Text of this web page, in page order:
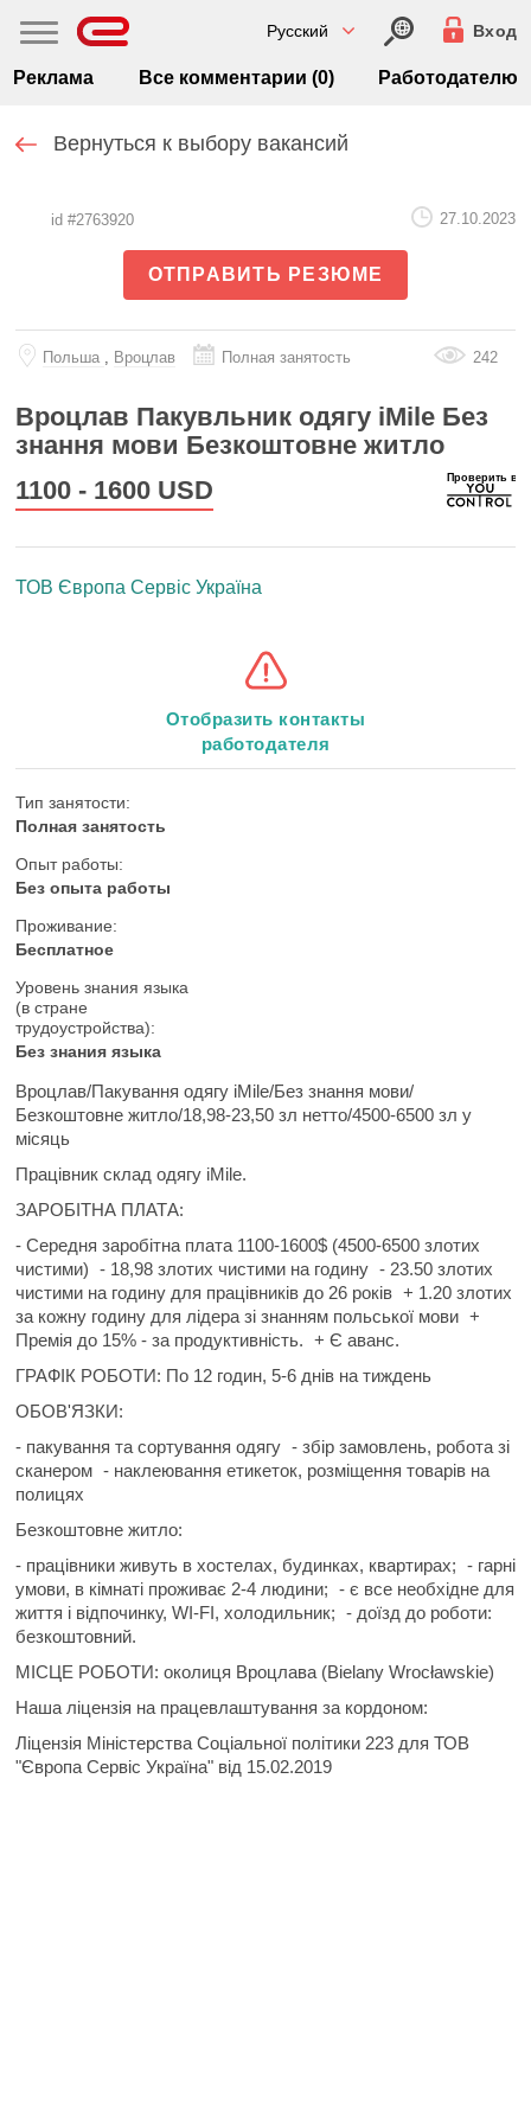
Русский Вход
Реклама Все комментарии (0) Работодателю
Вернуться к выбору вакансий
id #2763920 27.10.2023
ОТПРАВИТЬ РЕЗЮМЕ
Польша , Вроцлав Полная занятость 242
Вроцлав Пакувльник одягу iMile Без
знання мови Безкоштовне житло
1100 - 1600 USD
ТОВ Європа Сервіс Україна
Отобразить контакты
работодателя
Тип занятости:
Полная занятость
Опыт работы:
Без опыта работы
Проживание:
Бесплатное
Уровень знания языка
(в стране
трудоустройства):
Без знания языка
Вроцлав/Пакування одягу iMile/Без знання мови/
Безкоштовне житло/18,98-23,50 зл нетто/4500-6500 зл у
місяць
Працівник склад одягу iMile.
ЗАРОБІТНА ПЛАТА:
- Середня заробітна плата 1100-1600$ (4500-6500 злотих
чистими) - 18,98 злотих чистими на годину - 23.50 злотих
чистими на годину для працівників до 26 років + 1.20 злотих
за кожну годину для лідера зі знанням польської мови +
Премія до 15% - за продуктивність. + Є аванс.
ГРАФІК РОБОТИ: По 12 годин, 5-6 днів на тиждень
ОБОВ'ЯЗКИ:
- пакування та сортування одягу - збір замовлень, робота зі
сканером - наклеювання етикеток, розміщення товарів на
полицях
Безкоштовне житло:
- працівники живуть в хостелах, будинках, квартирах; - гарні
умови, в кімнаті проживає 2-4 людини; - є все необхідне для
життя і відпочинку, WI-FI, холодильник; - доїзд до роботи:
безкоштовний.
МІСЦЕ РОБОТИ: околиця Вроцлава (Bielany Wrocławskie)
Наша ліцензія на працевлаштування за кордоном:
Ліцензія Міністерства Соціальної політики 223 для ТОВ
"Європа Сервіс Україна" від 15.02.2019